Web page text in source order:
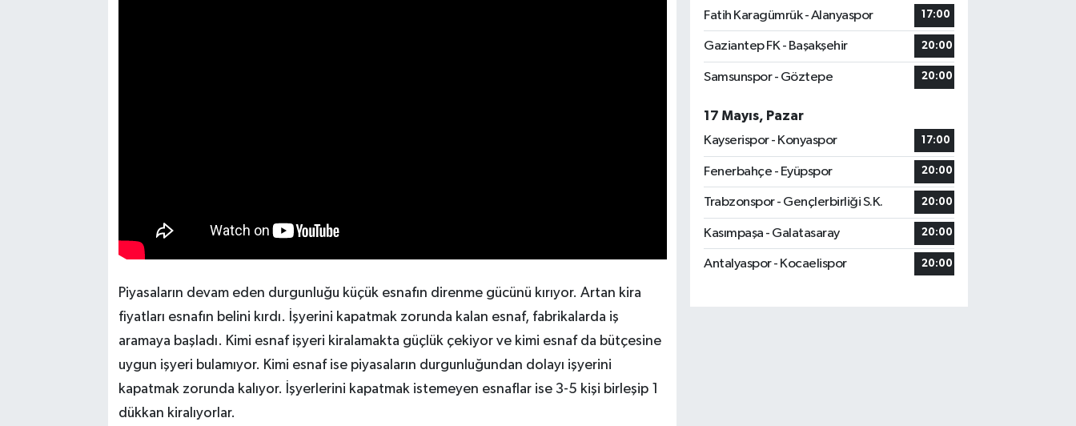
Piyasaların devam eden durgunluğu küçük esnafın direnme gücünü kırıyor. Artan kira
fiyatları esnafın belini kırdı. İşyerini kapatmak zorunda kalan esnaf, fabrikalarda iş
aramaya başladı. Kimi esnaf işyeri kiralamakta güçlük çekiyor ve kimi esnaf da bütçesine
uygun işyeri bulamıyor. Kimi esnaf ise piyasaların durgunluğundan dolayı işyerini
kapatmak zorunda kalıyor. İşyerlerini kapatmak istemeyen esnaflar ise 3-5 kişi birleşip 1
dükkan kiralıyorlar.
Fatih Karagümrük - Alanyaspor
17:00
Gaziantep FK - Başakşehir 20:00
Samsunspor - Göztepe 20:00
17 Mayıs, Pazar
Kayserispor - Konyaspor
17:00
Fenerbahçe - Eyüpspor 20:00
Trabzonspor - Gençlerbirliği S.K. 20:00
Kasımpaşa - Galatasaray 20:00
Antalyaspor - Kocaelispor 20:00